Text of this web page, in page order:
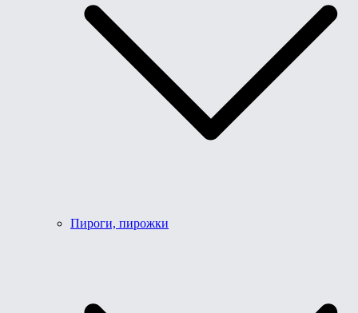
Пироги, пирожки